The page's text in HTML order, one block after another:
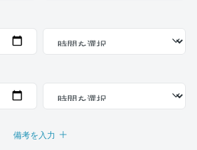
備考を入力